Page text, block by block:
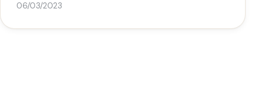
06/03/2023